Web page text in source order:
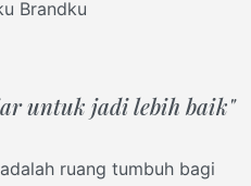
untuk jadi lebih baik"
ruang tumbuh bagi